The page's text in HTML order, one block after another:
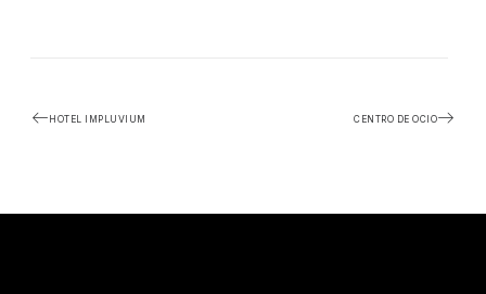
HOTEL IMPLUVIUM CENTRO DE OCIO